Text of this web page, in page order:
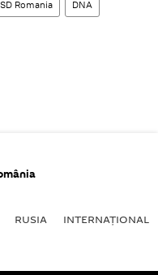
Romania DNA
RUSIA INTERNAŢIONAL